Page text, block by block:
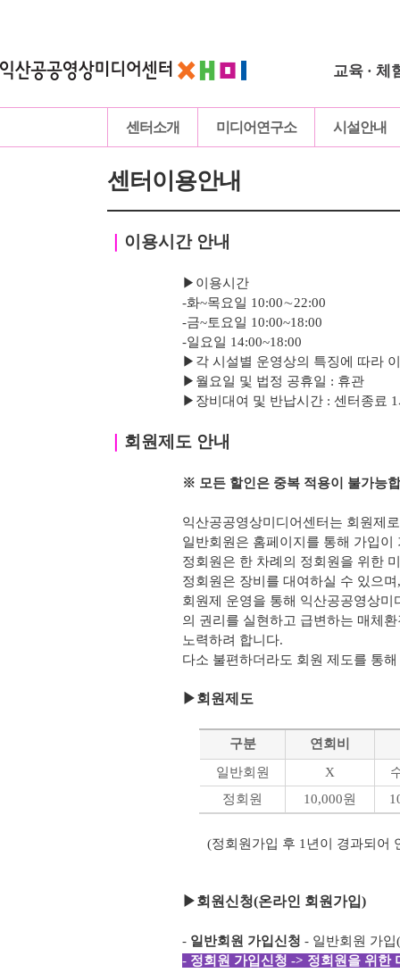
교육 · 체
센터소개 미디어연구소 시설안내
센터이용안내
이용시간 안내
▶이용시간
-화~목요일 10:00∼22:00
-금~토요일 10:00~18:00
-일요일 14:00~18:00
▶ 각 시설별 운영상의 특징에 따라
▶ 월요일 및 법정 공휴일 : 휴관
▶ 장비대여 및 반납시간 : 센터종료
회원제도 안내
※ 모든 할인은 중복 적용이 불가능
익산공공영상미디어센터는 회원제
일반회원은 홈페이지를 통해 가입
정회원은 한 차례의 정회원을 위한
정회원은 장비를 대여하실 수 있으
회원제 운영을 통해 익산공공영상
의 권리를 실현하고 급변하는 매체
노력하려 합니다.
다소 불편하더라도 회원 제도를 통
▶회원제도
구분
연회비
일반회원
X
정회원
10,000원
(정회원가입 후 1년이 경과되어
▶회원신청(온라인 회원가입)
- 일반회원 가입신청 - 일반회원 가입
- 정회원 가입신청 -> 정회원을 위한